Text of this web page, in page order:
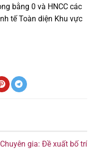
bằng 0 và HNCC các
tế Toàn diện Khu vực
Chuyên gia: Đề xuất bố trí